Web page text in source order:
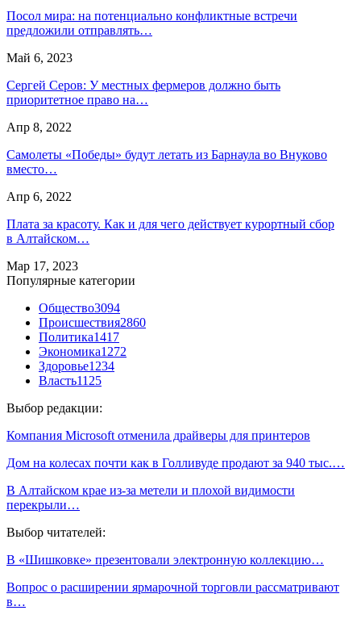
Посол мира: на потенциально конфликтные встречи
предложили отправлять…
Май 6, 2023
Сергей Серов: У местных фермеров должно быть
приоритетное право на…
Апр 8, 2022
Самолеты «Победы» будут летать из Барнаула во Внуково
вместо…
Апр 6, 2022
Плата за красоту. Как и для чего действует курортный сбор
в Алтайском…
Мар 17, 2023
Популярные категории
Общество3094
Происшествия2860
Политика1417
Экономика1272
Здоровье1234
Власть1125
Выбор редакции:
Компания Microsoft отменила драйверы для принтеров
Дом на колесах почти как в Голливуде продают за 940 тыс.…
В Алтайском крае из-за метели и плохой видимости
перекрыли…
Выбор читателей:
В «Шишковке» презентовали электронную коллекцию…
Вопрос о расширении ярмарочной торговли рассматривают
в…